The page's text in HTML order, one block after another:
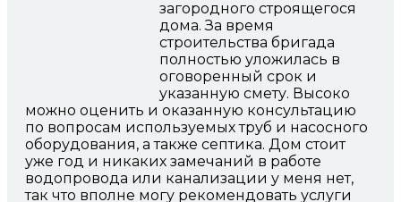
загородного строящегося
дома. За время
строительства бригада
полностью уложилась в
оговоренный срок и
указанную смету. Высоко
можно оценить и оказанную консультацию
по вопросам используемых труб и насосного
оборудования, а также септика. Дом стоит
уже год и никаких замечаний в работе
водопровода или канализации у меня нет,
так что вполне могу рекомендовать услуги